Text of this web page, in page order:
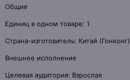
Общие
Единиц в одном товаре: 1
Страна-изготовитель: Китай (Гонконг)
Внешнее исполнение
Целевая аудитория: Взрослая